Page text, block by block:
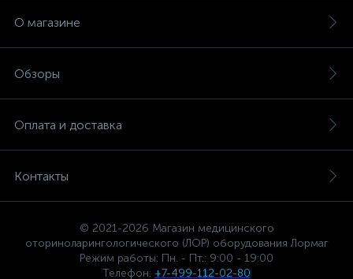
О магазине
Обзоры
Оплата и доставка
Контакты
© 2021-2026 Магазин медицинского
оториноларингологического (ЛОР) оборудования Лормаг
Режим работы: Пн. - Пт.: 9:00 - 19:00
Телефон: +7-499-112-02-80